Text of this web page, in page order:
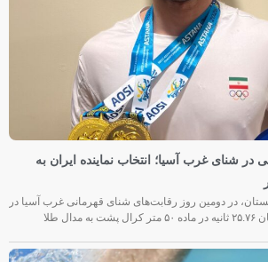
شنای غرب آسیا؛ انتخاب نماینده ایران به
در دومین روز رقابت‌های شنای قهرمانی غرب آسیا در